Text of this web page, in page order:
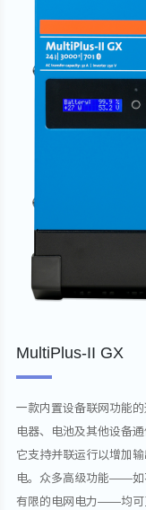
MultiPlus-II GX
一款内置设备联网功能
电器、电池及其他设备
它支持并联运行以增加
电。众多高级功能——如
有限的电网电力——均可